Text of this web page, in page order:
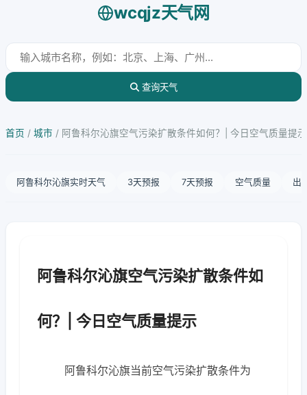
wcqjz天气网
查询天气
首页 / 城市 / 阿鲁科尔沁旗空气污染扩散条件如何？| 今日空气质量提示
阿鲁科尔沁旗实时天气 3天预报 7天预报 空气质量 出
阿鲁科尔沁旗空气污染扩散条件如
何？| 今日空气质量提示
阿鲁科尔沁旗当前空气污染扩散条件为